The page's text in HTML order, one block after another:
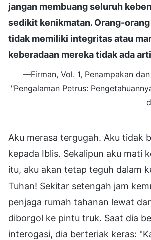
jangan membuang seluruh
sedikit kenikmatan. Orang-
tidak memiliki integritas atau
keberadaan mereka tidak ada
—Firman, Vol. 1, Penampakan
"Pengalaman Petrus:
Aku merasa tergugah. Aku tidak
kepada Iblis. Sekalipun aku mati
itu, aku akan tetap teguh dalam
Tuhan! Sekitar setengah jam
penjaga rumah tahanan lewat
diborgol ke pintu truk. Saat dia
interogasi, dia berteriak keras: